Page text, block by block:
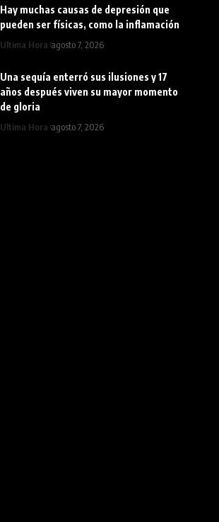
Hay muchas causas de depresión que
pueden ser físicas, como la inflamación
Ultima Hora agosto 7, 2026
Una sequía enterró sus ilusiones y 17
años después viven su mayor momento
de gloria
Ultima Hora agosto 7, 2026